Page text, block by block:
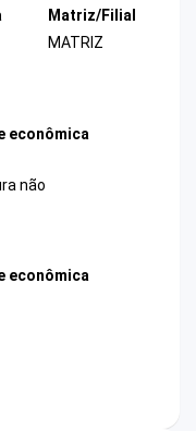
Matriz/Filial
MATRIZ
econômica
não
econômica